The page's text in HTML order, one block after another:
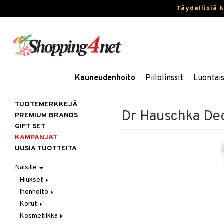
Täydellisiä
Kauneudenhoito Piilolinssit
Dr Hauschka
TUOTEMERKKEJÄ
PREMIUM BRANDS
GIFT SET
KAMPANJAT
UUSIA TUOTTEITA
Naisille
Hiukset
Gift Set
Harjat / Kammat
Hiuskuurit
Ihonhoito
Aurinkotuotteet
Erikoistuotteet
Korut
Kaulakorut
Kosmetiikka